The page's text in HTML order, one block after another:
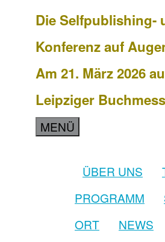
Die Selfpublishing-
Konferenz auf
Am 21. März 2026
Leipziger
MENÜ
ÜBER UNS
PROGRAMM
ORT
NEWS